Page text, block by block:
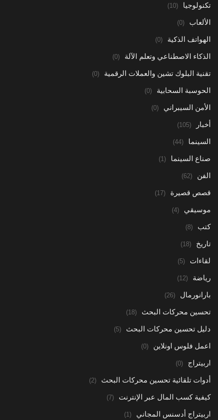
تكنولوجيا (10)
الألعاب (0)
الهواتف الذكية (0)
الذكاء الاصطناعي وتعلم الآلة (0)
تقنية البلوك تشين والعملات الرقمية (0)
الحوسبة السحابية (0)
الأمن السيبراني (0)
أخبار (105)
السينما (44)
صناع السينما (1)
الفن (62)
قصص قصيرة (17)
موسيقي (4)
كتب (8)
تاريخ (18)
لقاءات (5)
رياضة (12)
بارانورمال (26)
تحسين محركات البحث (18)
دليل تحسين محركات البحث (5)
اعمل فلوس اونلاين (0)
اربيتراج (0)
أدوات تلقائية تحسين محركات البحث (2)
كيفية كسب المال عبر الإنترنت (7)
اربيتراج أدسنس المجاني (1)